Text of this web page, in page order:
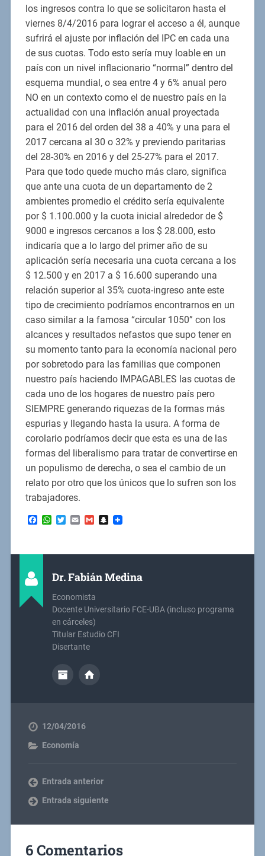
los ingresos contra lo que se solicitaron hasta el
viernes 8/4/2016 para lograr el acceso a él, aunque
sufrirá el ajuste por inflación del IPC en cada una
de sus cuotas. Todo esto sería muy loable en un
país con un nivel inflacionario “normal” dentro del
esquema mundial, o sea entre 4 y 6% anual pero
NO en un contexto como el de nuestro país en la
actualidad con una inflación anual proyectada
para el 2016 del orden del 38 a 40% y una para el
2017 cercana al 30 o 32% y previendo paritarias
del 28-30% en 2016 y del 25-27% para el 2017.
Para que todo quede mucho más claro, significa
que ante una cuota de un departamento de 2
ambientes promedio el crédito sería equivalente
por $ 1.100.000 y la cuota inicial alrededor de $
9000 e ingresos cercanos a los $ 28.000, esto
indicaría que a lo largo del primer año de su
aplicación sería necesaria una cuota cercana a los
$ 12.500 y en 2017 a $ 16.600 superando una
relación superior al 35% cuota-ingreso ante este
tipo de crecimiento podríamos encontrarnos en un
caso similar a la famosa “circular 1050” con los
alcances y resultados nefastos que supo tener en
su momento tanto para la economía nacional pero
por sobretodo para las familias que componen
nuestro país haciendo IMPAGABLES las cuotas de
cada uno de los hogares de nuestro país pero
SIEMPRE generando riquezas de la formas más
espurias y llegando hasta la usura. A forma de
corolario podríamos decir que esta es una de las
formas del liberalismo para tratar de convertirse en
un populismo de derecha, o sea el cambio de un
relato por otro que los únicos que lo sufren son los
trabajadores.
Facebook
WhatsApp
Twitter
EmailGmailSnapchat
Dr. Fabián Medina
Economista
Docente Universitario FCE-UBA (incluso programa
en cárceles)
Titular Estudio CFI
Disertante
12/04/2016
Economía
Entrada anterior
Entrada siguiente
6 Comentarios